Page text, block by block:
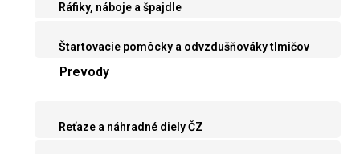
Ráfiky, náboje a špajdle
Štartovacie pomôcky a odvzdušňováky tlmičov
Prevody
Reťaze a náhradné diely ČZ